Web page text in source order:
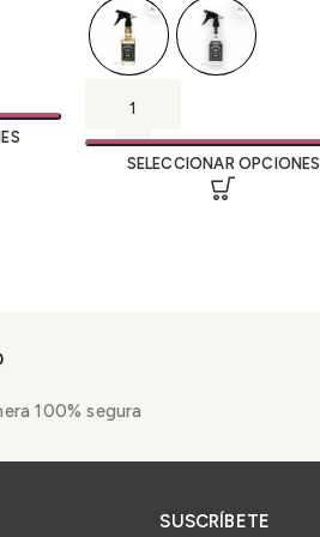
SELECCIONAR OPCIONES
100% segura
SUSCRÍBETE